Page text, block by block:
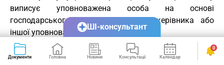
виписує уповноважена особа на основі
господарського договору, дозволу керівника або
іншої уповноваженої особи.
Вибуття проданих за готівку товарів
відображається у товарному звіті матеріально
Документи Головна Новини Консультації Календар Сервіси
0
ШІ-консультант